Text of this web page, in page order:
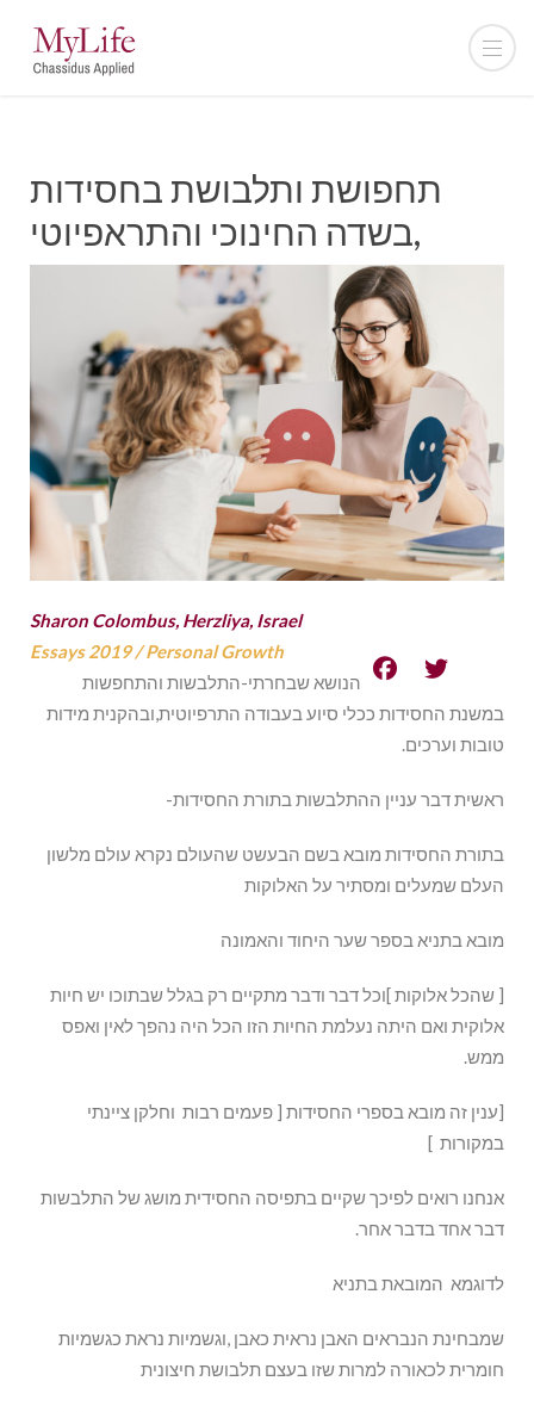
תחפושת ותלבושת בחסידות
,בשדה החינוכי והתראפיוטי
Sharon Colombus, Herzliya, Israel
Essays 2019/Personal Growth
הנושא שבחרתי-התלבשות והתחפשות
במשנת החסידות ככלי סיוע בעבודה התרפיוטית,ובהקנית מידות
טובות וערכים.
ראשית דבר עניין ההתלבשות בתורת החסידות-
בתורת החסידות מובא בשם הבעשט שהעולם נקרא עולם מלשון
העלם שמעלים ומסתיר על האלוקות
מובא בתניא בספר שער היחוד והאמונה
[ שהכל אלוקות ]וכל דבר ודבר מתקיים רק בגלל שבתוכו יש חיות
אלוקית ואם היתה נעלמת החיות הזו הכל היה נהפך לאין ואפס
ממש.
[ענין זה מובא בספרי החסידות [ פעמים רבות וחלקן ציינתי
במקורות ]
אנחנו רואים לפיכך שקיים בתפיסה החסידית מושג של התלבשות
דבר אחד בדבר אחר.
לדוגמא המובאת בתניא
שמבחינת הנבראים האבן נראית כאבן ,וגשמיות נראת כגשמיות
חומרית לכאורה למרות שזו בעצם תלבושת חיצונית